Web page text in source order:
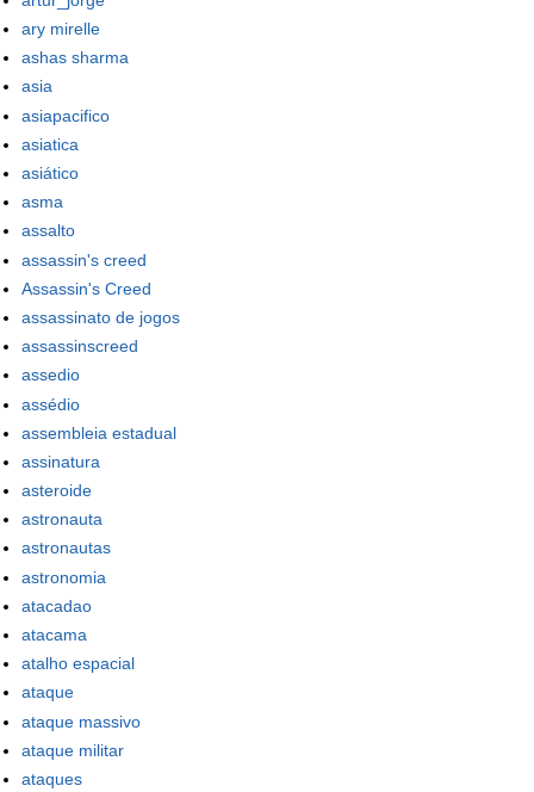
ary mirelle
ashas sharma
asia
asiapacifico
asiatica
asiático
asma
assalto
assassin's creed
Assassin's Creed
assassinato de jogos
assassinscreed
assedio
assédio
assembleia estadual
assinatura
asteroide
astronauta
astronautas
astronomia
atacadao
atacama
atalho espacial
ataque
ataque massivo
ataque militar
ataques